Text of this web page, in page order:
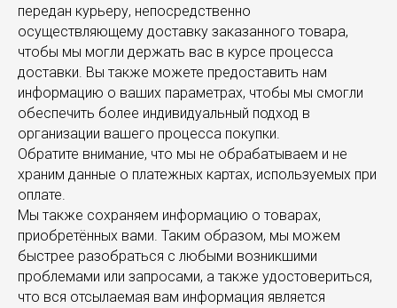
передан курьеру, непосредственно
осуществляющему доставку заказанного товара,
чтобы мы могли держать вас в курсе процесса
доставки. Вы также можете предоставить нам
информацию о ваших параметрах, чтобы мы смогли
обеспечить более индивидуальный подход в
организации вашего процесса покупки.
Обратите внимание, что мы не обрабатываем и не
храним данные о платежных картах, используемых при
оплате.
Мы также сохраняем информацию о товарах,
приобретённых вами. Таким образом, мы можем
быстрее разобраться с любыми возникшими
проблемами или запросами, а также удостовериться,
что вся отсылаемая вам информация является